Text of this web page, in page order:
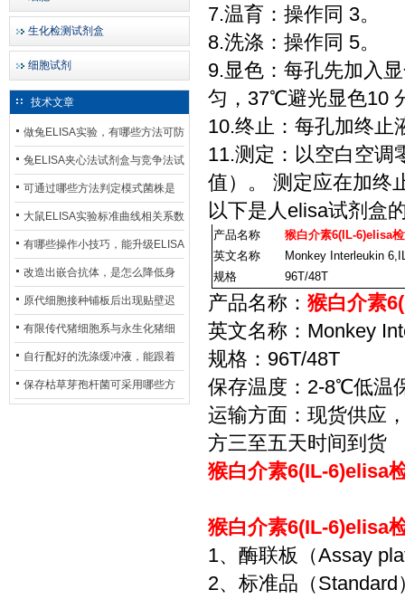
生化检测试剂盒
细胞试剂
技术文章
做兔ELISA实验，有哪些方法可防
止平台效应发生？
兔ELISA夹心法试剂盒与竞争法试
剂盒，适用检测场景存在哪些差
异？
可通过哪些方法判定模式菌株是
否存在杂菌污染？
大鼠ELISA实验标准曲线相关系数
偏低，可从哪些维度开展问题排
查？
有哪些操作小技巧，能升级ELISA
的LOD与LOQ性能？
改造出嵌合抗体，是怎么降低身
体生成抗鼠抗体（HAMA）的？
原代细胞接种铺板后出现贴壁迟
缓、悬浮细胞数量偏多的现象的
主要诱因
有限传代猪细胞系与永生化猪细
胞系，二者在增殖存活周期上有
什么区别？
自行配好的洗涤缓冲液，能跟着
试剂盒原装干粉放一处储存吗？
保存枯草芽孢杆菌可采用哪些方
7.温育：操作同 3。
8.洗涤：操作同 5。
9.显色：每孔先加入
匀，37℃避光显色10
10.终止：每孔加终止
11.测定：以空白空调
值）。 测定应在加终
以下是 人elisa试剂盒
产品名称
猴白介素6(IL-6)elisa
英文名称
Monkey Interleukin
规格
96T/48T
产品名称： 猴白介素
英文名称：Monkey
规格：96T/48T
保存温度：2-8℃低温
运输方面：现货供应
方三至五天时间到货
猴白介素6(IL-6)elisa
猴白介素6(IL-6)elisa
1、酶联板（Assay
2、标准品（